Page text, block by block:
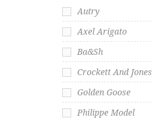
Autry
Axel Arigato
Ba&sh
Crockett And Jones
Golden Goose
Philippe Model